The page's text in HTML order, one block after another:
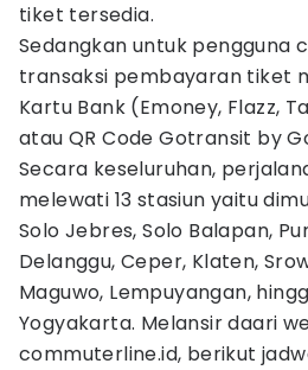
tiket tersedia.
Sedangkan untuk pengguna
transaksi pembayaran tiket
Kartu Bank (Emoney, Flazz,
atau QR Code Gotransit by
Secara keseluruhan,
melewati 13 stasiun yaitu
Solo Jebres, Solo Balapan,
Delanggu, Ceper, Klaten,
Maguwo, Lempuyangan,
Yogyakarta. Melansir daari
commuterline.id, berikut